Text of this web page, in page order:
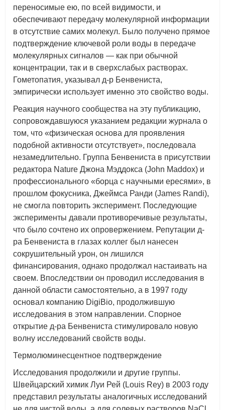
переносимые ею, по всей видимости, и
обеспечивают передачу молекулярной информации
в отсутствие самих молекул. Было получено прямое
подтверждение ключевой роли воды в передаче
молекулярных сигналов — как при обычной
концентрации, так и в сверхслабых растворах.
Гометопатия, указывал д-р Бенвениста,
эмпирически использует именно это свойство воды.
Реакция научного сообщества на эту публикацию,
сопровождавшуюся указанием редакции журнала о
том, что «физическая основа для проявления
подобной активности отсутствует», последовала
незамедлительно. Группа Бенвениста в присутствии
редактора Nature Джона Мэддокса (John Maddox) и
профессионального «борца с научными ересями», в
прошлом фокусника, Джеймса Ранди (James Randi),
не смогла повторить эксперимент. Последующие
эксперименты давали противоречивые результаты,
что было сочтено их опровержением. Репутации д-
ра Бенвениста в глазах коллег был нанесен
сокрушительный урон, он лишился
финансирования, однако продолжал настаивать на
своем. Впоследствии он проводил исследования в
данной области самостоятельно, а в 1997 году
основал компанию DigiBio, продолжившую
исследования в этом направлении. Спорное
открытие д-ра Бенвениста стимулировало новую
волну исследований свойств воды.
Термолюминесцентное подтверждение
Исследования продолжили и другие группы.
Швейцарский химик Луи Рей (Louis Rey) в 2003 году
представил результаты аналогичных исследований